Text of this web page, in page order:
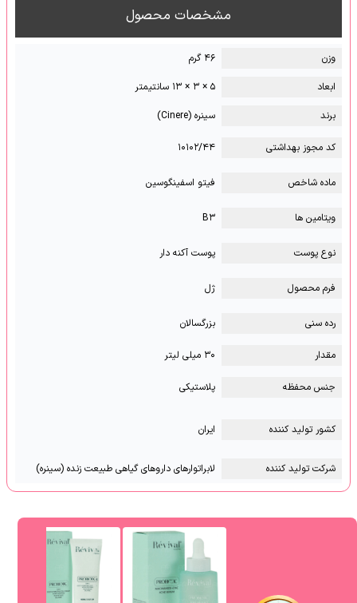
مشخصات محصول
وزن
۴۶ گرم
ابعاد
۵ × ۳ × ۱۳ سانتیمتر
برند
سینره (Cinere)
کد مجوز بهداشتی ۱۰۱۰۲/۴۴
ماده شاخص فیتو اسفینگوسین
ویتامین ها B۳
نوع پوست پوست آکنه دار
فرم محصول ژل
رده سنی بزرگسالان
مقدار ۳۰ میلی لیتر
جنس محفظه پلاستیکی
کشور تولید کننده ایران
شرکت تولید کننده لابراتوارهای داروهای گیاهی طبیعت زنده (سینره)